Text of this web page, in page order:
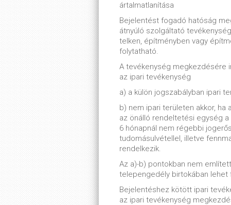
ártalmatlanítása
Bejelentést fogadó hatóság
átnyúló szolgáltató
telken, építményben vagy
folytatható.
A tevékenység megkezdésére
az ipari tevékenység
a) a külön jogszabályban ipari
b) nem ipari területen akkor,
az önálló rendeltetési egység
6 hónapnál nem régebbi
tudomásulvétellel, illetve
rendelkezik.
Az a)-b) pontokban nem
telepengedély birtokában lehet
Bejelentéshez kötött ipari
az ipari tevékenység